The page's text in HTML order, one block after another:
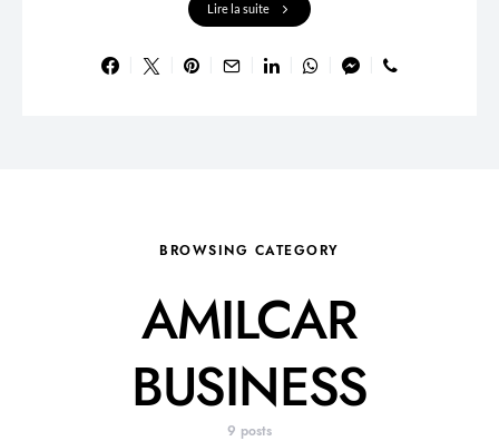
Lire la suite
BROWSING CATEGORY
AMILCAR
BUSINESS
9 posts